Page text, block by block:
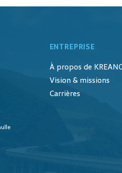
ENTREPRISE
À propos de
Vision & missions
Carrières